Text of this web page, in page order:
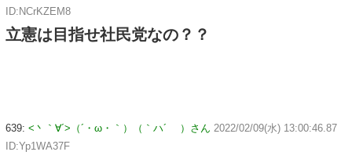
ID:NCrKZEM8
立憲は目指せ社民党なの？？
639: <丶｀∀´>（´・ω・｀）（｀ハ´ ）さん 2022/02/09(水) 13:00:46.87
ID:Yp1WA37F